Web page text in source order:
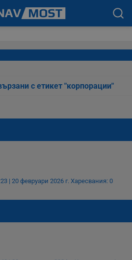
с етикет "корпорации"
| 20 февруари 2026 г. Харесвания: 0